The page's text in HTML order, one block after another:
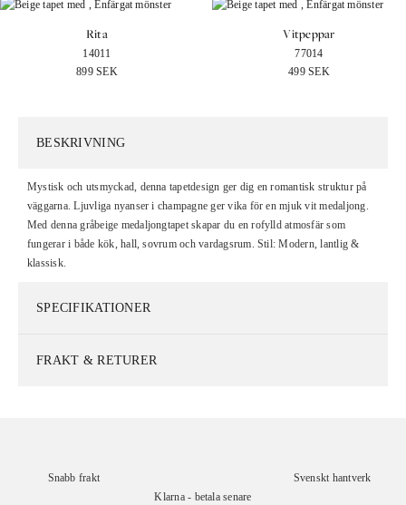
Rita
14011
899SEK
Vitpeppar
77014
499SEK
BESKRIVNING
Mystisk och utsmyckad, denna tapetdesign ger dig en romantisk struktur på
väggarna. Ljuvliga nyanser i champagne ger vika för en mjuk vit medaljong.
Med denna gråbeige medaljongtapet skapar du en rofylld atmosfär som
fungerar i både kök, hall, sovrum och vardagsrum. Stil: Modern, lantlig &
klassisk.
SPECIFIKATIONER
FRAKT & RETURER
Snabb frakt
Klarna - betala senare
Svenskt hantverk